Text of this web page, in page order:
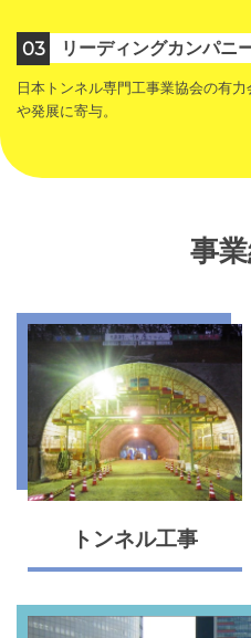
03 リーディングカンパニ
日本トンネル専門工事業協会の有
や発展に寄与。
事
トンネル工事